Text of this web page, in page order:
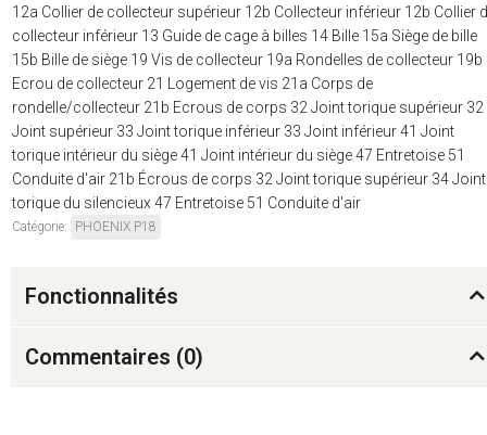
12a Collier de collecteur supérieur 12b Collecteur inférieur 12b Collier
collecteur inférieur 13 Guide de cage à billes 14 Bille 15a Siège de bille
15b Bille de siège 19 Vis de collecteur 19a Rondelles de collecteur 19b
Ecrou de collecteur 21 Logement de vis 21a Corps de
rondelle/collecteur 21b Ecrous de corps 32 Joint torique supérieur 32
Joint supérieur 33 Joint torique inférieur 33 Joint inférieur 41 Joint
torique intérieur du siège 41 Joint intérieur du siège 47 Entretoise 51
Conduite d'air 21b Écrous de corps 32 Joint torique supérieur 34 Joint
torique du silencieux 47 Entretoise 51 Conduite d'air
Catégorie: PHOENIX P18
Fonctionnalités
Commentaires (0)